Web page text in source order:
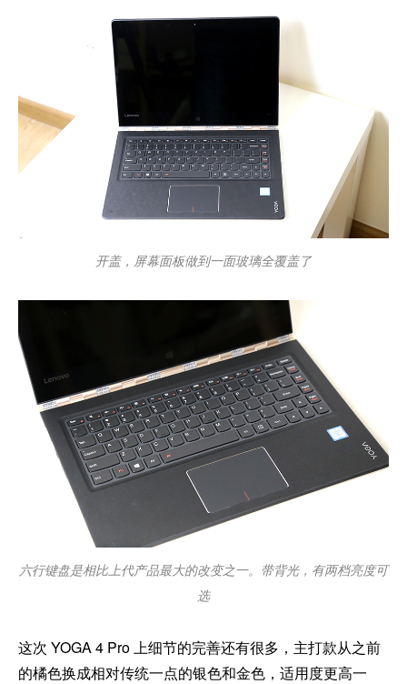
开盖，屏幕面板做到一面玻璃全覆盖了
六行键盘是相比上代产品最大的改变之一。带背光，有两档亮度可
选
这次 YOGA 4 Pro 上细节的完善还有很多，主打款从之前
的橘色换成相对传统一点的银色和金色，适用度更高一